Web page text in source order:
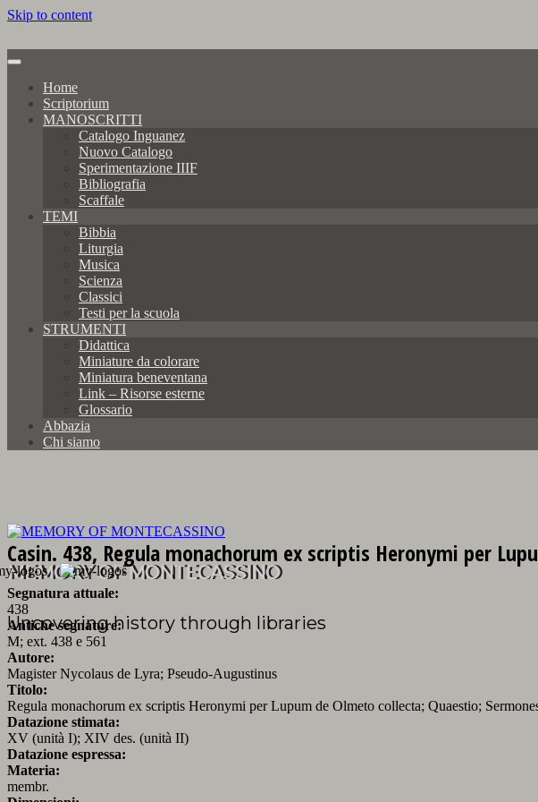
Skip to content
Home
Scriptorium
MANOSCRITTI
Catalogo Inguanez
Nuovo Catalogo
Sperimentazione IIIF
Bibliografia
Scaffale
TEMI
Bibbia
Liturgia
Musica
Scienza
Classici
Testi per la scuola
STRUMENTI
Didattica
Miniature da colorare
Miniatura beneventana
Link – Risorse esterne
Glossario
Abbazia
Chi siamo
MEMORY OF MONTECASSINO
Uncovering history through libraries
Casin. 438, Regula monachorum ex scriptis Heronymi per
Segnatura attuale:
438
Antiche segnature:
M; ext. 438 e 561
Autore:
Magister Nycolaus de Lyra; Pseudo-Augustinus
Titolo:
Regula monachorum ex scriptis Heronymi per Lupum de Olmeto collecta; Quaestio;
Datazione stimata:
XV (unità I); XIV des. (unità II)
Datazione espressa:
Materia:
membr.